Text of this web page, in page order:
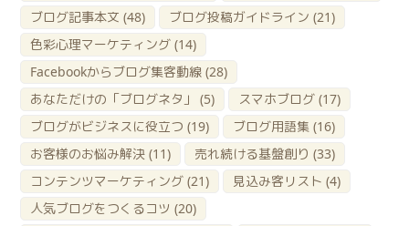
ブログ記事本文 (48) ブログ投稿ガイドライン (21)
色彩心理マーケティング (14)
Facebookからブログ集客動線 (28)
あなただけの「ブログネタ」 (5) スマホブログ (17)
ブログがビジネスに役立つ (19) ブログ用語集 (16)
お客様のお悩み解決 (11) 売れ続ける基盤創り (33)
コンテンツマーケティング (21) 見込み客リスト (4)
人気ブログをつくるコツ (20)